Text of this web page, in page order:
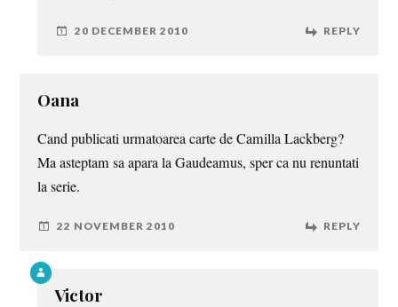
20 DECEMBER 2010 REPLY
Oana
Cand publicati urmatoarea carte de Camilla Lackberg?
Ma asteptam sa apara la Gaudeamus, sper ca nu renuntati
la serie.
22 NOVEMBER 2010 REPLY
Victor